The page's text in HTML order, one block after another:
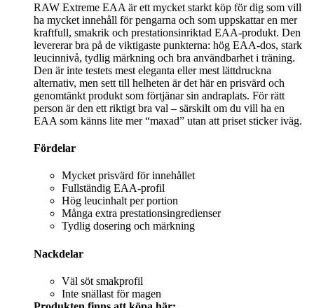
RAW Extreme EAA är ett mycket starkt köp för dig som vill
ha mycket innehåll för pengarna och som uppskattar en mer
kraftfull, smakrik och prestationsinriktad EAA-produkt. Den
levererar bra på de viktigaste punkterna: hög EAA-dos, stark
leucinnivå, tydlig märkning och bra användbarhet i träning.
Den är inte testets mest eleganta eller mest lättdruckna
alternativ, men sett till helheten är det här en prisvärd och
genomtänkt produkt som förtjänar sin andraplats. För rätt
person är den ett riktigt bra val – särskilt om du vill ha en
EAA som känns lite mer “maxad” utan att priset sticker iväg.
Fördelar
Mycket prisvärd för innehållet
Fullständig EAA-profil
Hög leucinhalt per portion
Många extra prestationsingredienser
Tydlig dosering och märkning
Nackdelar
Väl söt smakprofil
Inte snällast för magen